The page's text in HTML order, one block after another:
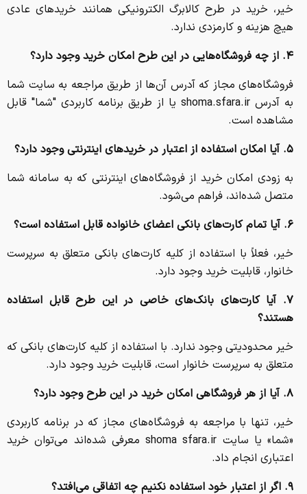
خیر، خرید در طرح کالابرگ الکترونیکی همانند خریدهای عادی
هیچ هزینه و کارمزدی ندارد.
۴. از چه فروشگاه‌هایی در این طرح امکان خرید وجود دارد؟
فروشگاه‌های مجاز که آدرس آن‌ها از طریق مراجعه به سایت شما
به آدرس shoma.sfara.ir یا از طریق برنامه کاربردی "شما" قابل
مشاهده است.
۵. آیا امکان استفاده از اعتبار در خریدهای اینترنتی وجود دارد؟
به زودی امکان خرید از فروشگاه‌های اینترنتی که به سامانه شما
متصل شده‌اند، فراهم می‌شود.
۶. آیا تمام کارت‌های بانکی اعضای خانواده قابل استفاده است؟
خیر، فعلاً با استفاده از کلیه کارت‌های بانکی متعلق به سرپرست
خانوار، قابلیت خرید وجود دارد.
۷. آیا کارت‌های بانک‌های خاصی در این طرح قابل استفاده
هستند؟
خیر محدودیتی وجود ندارد. با استفاده از کلیه کارت‌های بانکی که
متعلق به سرپرست خانوار است، قابلیت خرید وجود دارد.
۸. آیا از هر فروشگاهی امکان خرید در این طرح وجود دارد؟
خیر، تنها با مراجعه به فروشگاه‌های مجاز که در برنامه کاربردی
«شما» یا سایت shoma sfara.ir معرفی شده‌اند می‌توان خرید
اعتباری انجام داد.
۹. اگر از اعتبار خود استفاده نکنیم چه اتفاقی می‌افتد؟